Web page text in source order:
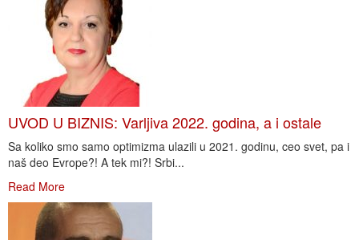
UVOD U BIZNIS: Varljiva 2022. godina, a i ostale
Sa koliko smo samo optimizma ulazili u 2021. godinu, ceo svet, pa i
naš deo Evrope?! A tek mi?! Srbi...
Read More